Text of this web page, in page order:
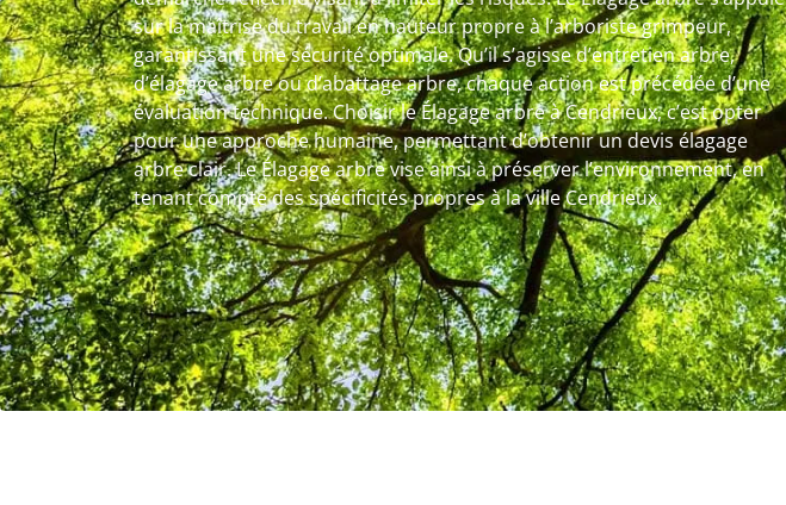
sur la maîtrise du travail en hauteur propre à l’arboriste grimpeur,
garantissant une sécurité optimale. Qu’il s’agisse d’entretien arbre,
d’élagage arbre ou d’abattage arbre, chaque action est précédée d’une
évaluation technique. Choisir le Élagage arbre à Cendrieux, c’est opter
pour une approche humaine, permettant d’obtenir un devis élagage
arbre clair. Le Élagage arbre vise ainsi à préserver l’environnement, en
tenant compte des spécificités propres à la ville Cendrieux.